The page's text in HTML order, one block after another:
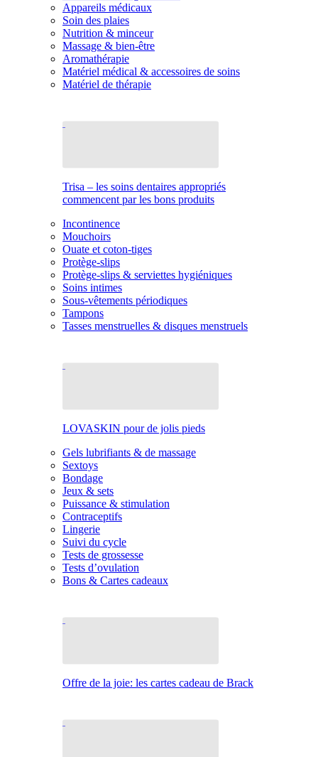
Appareils médicaux
Soin des plaies
Nutrition & minceur
Massage & bien-être
Aromathérapie
Matériel médical & accessoires de soins
Matériel de thérapie
Trisa – les soins dentaires appropriés
commencent par les bons produits
Incontinence
Mouchoirs
Ouate et coton-tiges
Protège-slips
Protège-slips & serviettes hygiéniques
Soins intimes
Sous-vêtements périodiques
Tampons
Tasses menstruelles & disques menstruels
LOVASKIN pour de jolis pieds
Gels lubrifiants & de massage
Sextoys
Bondage
Jeux & sets
Puissance & stimulation
Contraceptifs
Lingerie
Suivi du cycle
Tests de grossesse
Tests d’ovulation
Bons & Cartes cadeaux
Offre de la joie: les cartes cadeau de Brack